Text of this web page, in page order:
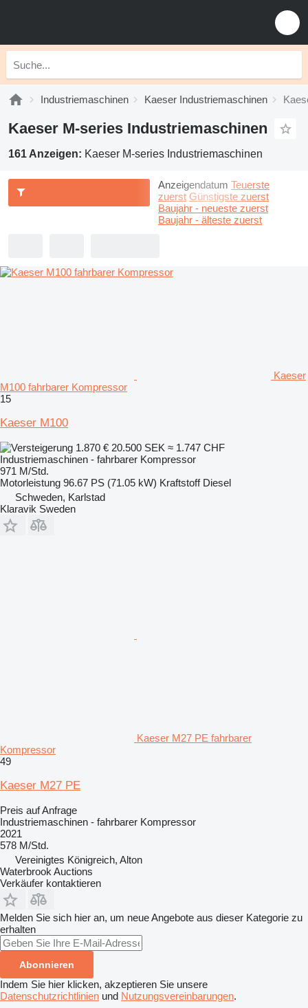
Industriemaschinen Kaeser Industriemaschinen
Kaeser M-series Industriemaschinen
161 Anzeigen: Kaeser M-series Industriemaschinen
Anzeigendatum Teuerste
zuerst Günstigste zuerst
Baujahr - neueste zuerst
Baujahr - älteste zuerst
Kaeser
M100 fahrbarer Kompressor
15
Kaeser M100
1.870 € 20.500 SEK ≈ 1.747 CHF
Industriemaschinen - fahrbarer Kompressor
971 M/Std.
Motorleistung 96.67 PS (71.05 kW) Kraftstoff Diesel
Schweden, Karlstad
Klaravik Sweden
Kaeser M27 PE fahrbarer
Kompressor
49
Kaeser M27 PE
Preis auf Anfrage
Industriemaschinen - fahrbarer Kompressor
2021
578 M/Std.
Vereinigtes Königreich, Alton
Waterbrook Auctions
Verkäufer kontaktieren
Melden Sie sich hier an, um neue Angebote aus dieser Kategorie zu
erhalten
Abonnieren
Indem Sie hier klicken, akzeptieren Sie unsere
Datenschutzrichtlinien und Nutzungsvereinbarungen.